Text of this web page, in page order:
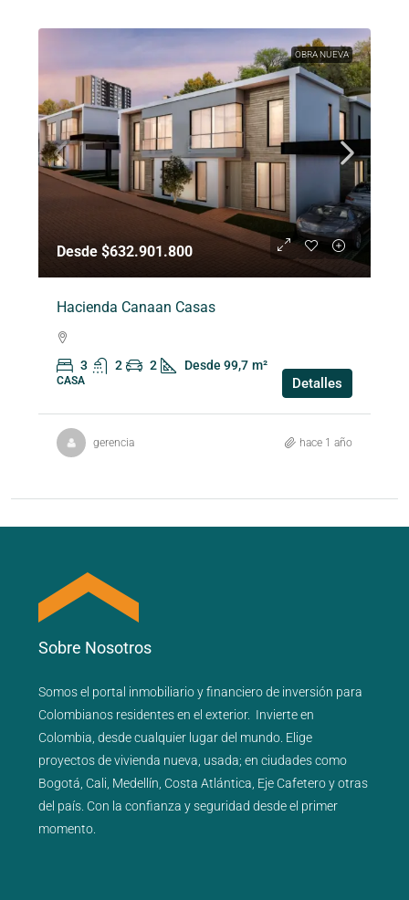
OBRA NUEVA
Desde $632.901.800
Hacienda Canaan Casas
3 2 2 Desde 99,7 m²
CASA Detalles
gerencia hace 1 año
Sobre Nosotros
Somos el portal inmobiliarioyfinancierode inversión para
Colombianos residentes en el exterior. Invierte en
Colombia, desde cualquier lugar del mundo. Elige
proyectos devivienda nueva usada; en ciudades como
Bogotá Cali Medellín Costa Atlántica Eje Cafeteroyotras
del país . Con la confianza y seguridad desde el primer
momento.